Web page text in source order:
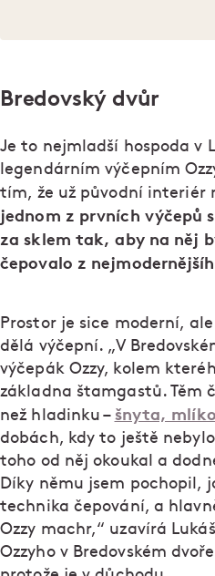
Bredovský dvůr
Je to nejmladší hospoda v
legendárním výčepním
tím, že už původní interiér
jednom z prvních výčepů
za sklem tak, aby na něj
čepovalo z
Prostor je sice moderní,
dělá výčepní. „V
výčepák Ozzy, kolem
základna štamgastů. Těm
než hladinku – šnyta,
dobách, kdy to ještě
toho od něj okoukal a
Díky němu jsem pochopil,
technika čepování, a
Ozzy machr,“ uzavírá
Ozzyho v Bredovském